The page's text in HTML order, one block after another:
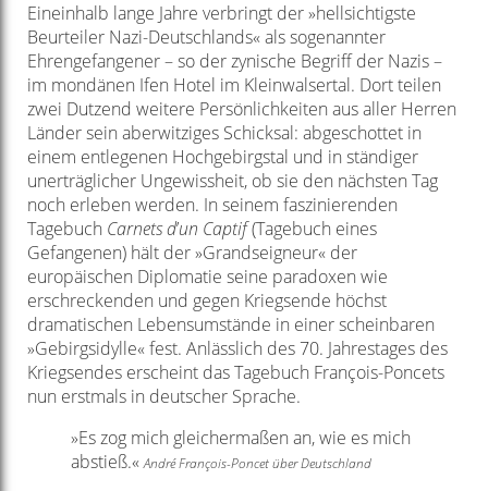
Eineinhalb lange Jahre verbringt der »hellsichtigste
Beurteiler Nazi-Deutschlands« als sogenannter
Ehrengefangener – so der zynische Begriff der Nazis –
im mondänen Ifen Hotel im Kleinwalsertal. Dort teilen
zwei Dutzend weitere Persönlichkeiten aus aller Herren
Länder sein aberwitziges Schicksal: abgeschottet in
einem entlegenen Hochgebirgstal und in ständiger
unerträglicher Ungewissheit, ob sie den nächsten Tag
noch erleben werden. In seinem faszinierenden
Tagebuch Carnets d’un Captif(Tagebuch eines
Gefangenen) hält der »Grandseigneur« der
europäischen Diplomatie seine paradoxen wie
erschreckenden und gegen Kriegsende höchst
dramatischen Lebensumstände in einer scheinbaren
»Gebirgsidylle« fest. Anlässlich des 70. Jahrestages des
Kriegsendes erscheint das Tagebuch François-Poncets
nun erstmals in deutscher Sprache.
»Es zog mich gleichermaßen an, wie es mich
abstieß.«André François-Poncet über Deutschland